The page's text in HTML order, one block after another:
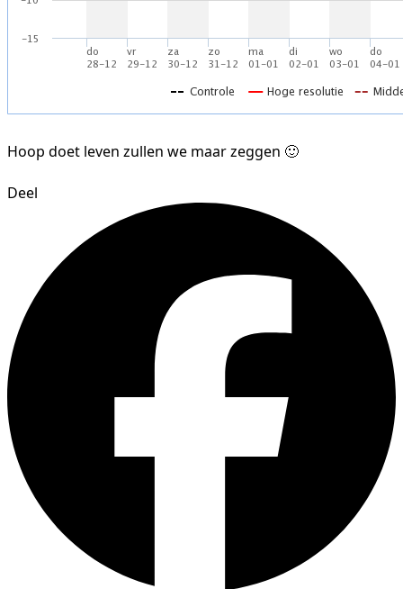
Hoop doet leven zullen we maar zeggen 🙂
Deel